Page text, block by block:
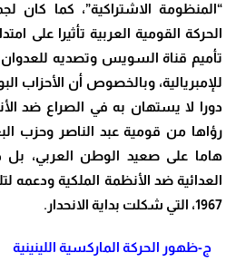
“المنظومة الاشتراكية”، كما كان
الحركة القومية العربية تأثيرا على
تأميم قناة السويس وتصديه للعدوان
للإمبريالية، وبالخصوص أن الأحزاب
دورا لا يستهان به في الصراع ضد
رؤاها من قومية عبد الناصر وحزب
هاما على صعيد الوطن العربي، بل
العدائية ضد الأنظمة الملكية ودعمه
1967، التي شكلت بداية الانحدار
.
ج-ظهور الحركة الماركسية اللينينية